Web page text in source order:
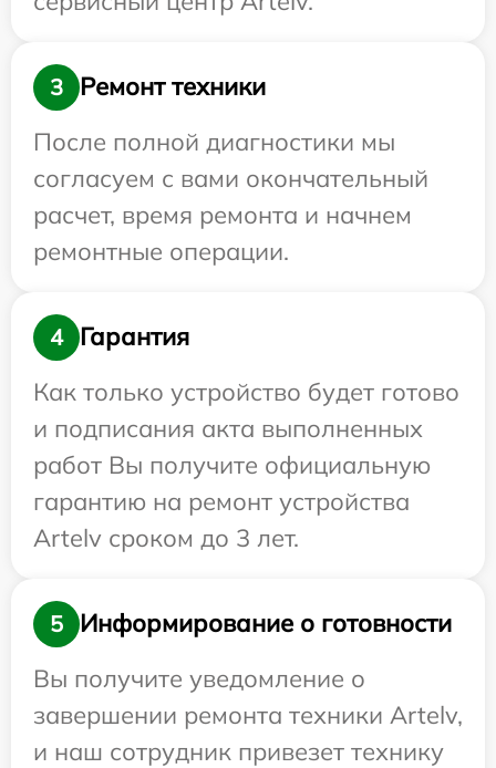
3
Ремонт техники
После полной диагностики мы
согласуем с вами окончательный
расчет, время ремонта и начнем
ремонтные операции.
4
Гарантия
Как только устройство будет готово
и подписания акта выполненных
работ Вы получите официальную
гарантию на ремонт устройства
Artelv сроком до 3 лет.
5
Информирование о готовности
Вы получите уведомление о
завершении ремонта техники Artelv,
и наш сотрудник привезет технику